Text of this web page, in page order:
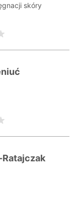
skóry
Ratajczak